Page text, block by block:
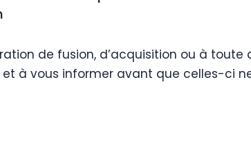
de fusion, d’acquisition ou à
à vous informer avant que celles-ci